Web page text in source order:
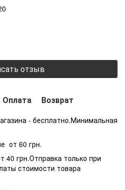
отзыв
Оплата Возврат
- бесплатно.Минимальная
от 60 грн.
40 грн.Отправка только при
стоимости товара